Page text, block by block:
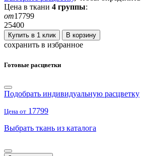
Цена в ткани 4 группы:
от17799
25400
Купить в 1 клик В корзину
сохранить в избранное
Готовые расцветки
Подобрать индивидуальную расцветку
Цена от 17799
Выбрать ткань из каталога